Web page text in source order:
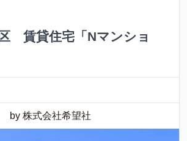
賃貸住宅「Nマンショ
by 株式会社希望社